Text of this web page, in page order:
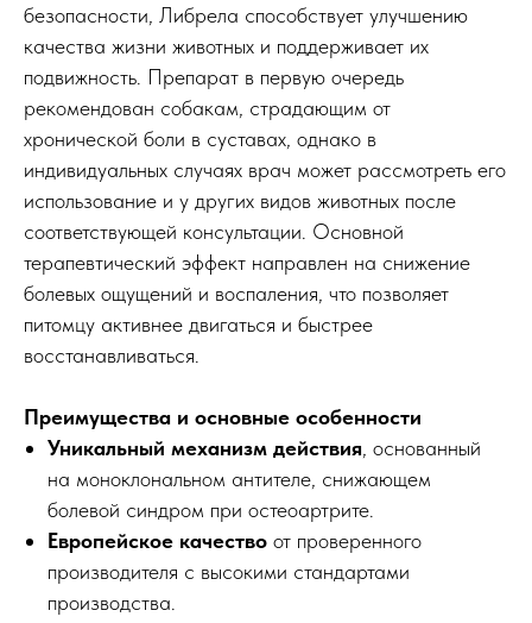
безопасности, Либрела способствует улучшению
качества жизни животных и поддерживает их
подвижность. Препарат в первую очередь
рекомендован собакам, страдающим от
хронической боли в суставах, однако в
индивидуальных случаях врач может рассмотреть его
использование и у других видов животных после
соответствующей консультации. Основной
терапевтический эффект направлен на снижение
болевых ощущений и воспаления, что позволяет
питомцу активнее двигаться и быстрее
восстанавливаться.
Преимущества и основные особенности
Уникальный механизм действия, основанный
на моноклональном антителе, снижающем
болевой синдром при остеоартрите.
Европейское качество от проверенного
производителя с высокими стандартами
производства.